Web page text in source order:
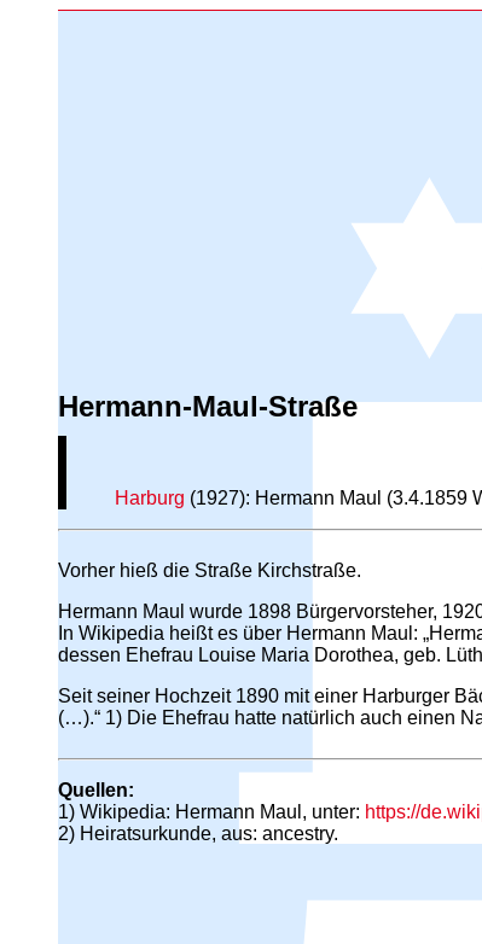
Hermann-Maul-Straße
Harburg (1927): Hermann Maul (3.4.1859
Vorher hieß die Straße Kirchstraße.
Hermann Maul wurde 1898 Bürgervorsteher,
In Wikipedia heißt es über Hermann Maul:
dessen Ehefrau Louise Maria Dorothea, geb.
Seit seiner Hochzeit 1890 mit einer Harburger
(…).“ 1) Die Ehefrau hatte natürlich auch einen
Quellen:
1) Wikipedia: Hermann Maul, unter: https://
2) Heiratsurkunde, aus: ancestry.